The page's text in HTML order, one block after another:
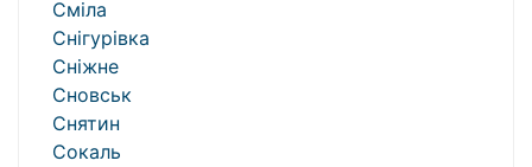
Сміла
Снігурівка
Сніжне
Сновськ
Снятин
Сокаль